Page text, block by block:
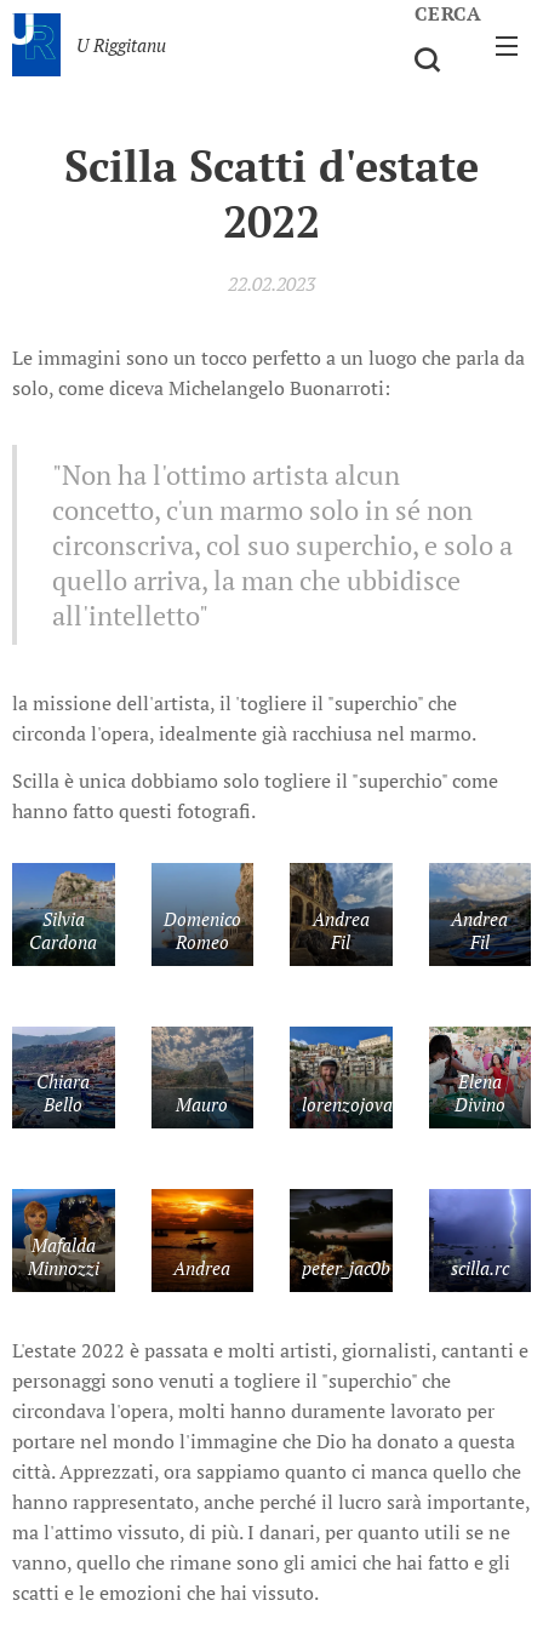
U Riggitanu
CERCA
Scilla Scatti d'estate
2022
22.02.2023
Le immagini sono un tocco perfetto a un luogo che parla da
solo, come diceva Michelangelo Buonarroti:
"Non ha l'ottimo artista alcun
concetto, c'un marmo solo in sé non
circonscriva, col suo superchio, e solo a
quello arriva, la man che ubbidisce
all'intelletto"
la missione dell'artista, il 'togliere il "superchio" che
circonda l'opera, idealmente già racchiusa nel marmo.
Scilla è unica dobbiamo solo togliere il "superchio" come
hanno fatto questi fotografi.
Silvia
Cardona
Domenico
Romeo
Andrea
Fil
Andrea
Fil
Chiara
Bello
Mauro lorenzojova
Elena
Divino
Mafalda
Minnozzi
Andrea peter_jac0b scilla.rc
L'estate 2022 è passata e molti artisti, giornalisti, cantanti e
personaggi sono venuti a togliere il "superchio" che
circondava l'opera, molti hanno duramente lavorato per
portare nel mondo l'immagine che Dio ha donato a questa
città. Apprezzati, ora sappiamo quanto ci manca quello che
hanno rappresentato, anche perché il lucro sarà importante,
ma l'attimo vissuto, di più. I danari, per quanto utili se ne
vanno, quello che rimane sono gli amici che hai fatto e gli
scatti e le emozioni che hai vissuto.